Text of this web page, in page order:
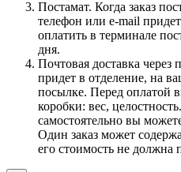
Постамат. Когда заказ
телефон или e-mail
оплатить в терминале
дня.
Почтовая доставка через
придет в отделение, на
посылке. Перед оплатой
коробки: вес,
самостоятельно вы
Один заказ может
его стоимость не должна